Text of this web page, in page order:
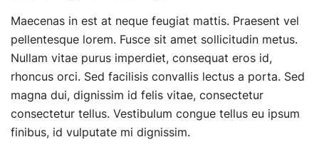
Maecenas in est at neque feugiat mattis. Praesent vel
pellentesque lorem. Fusce sit amet sollicitudin metus.
Nullam vitae purus imperdiet, consequat eros id,
rhoncus orci. Sed facilisis convallis lectus a porta. Sed
magna dui, dignissim id felis vitae, consectetur
consectetur tellus. Vestibulum congue tellus eu ipsum
finibus, id vulputate mi dignissim.